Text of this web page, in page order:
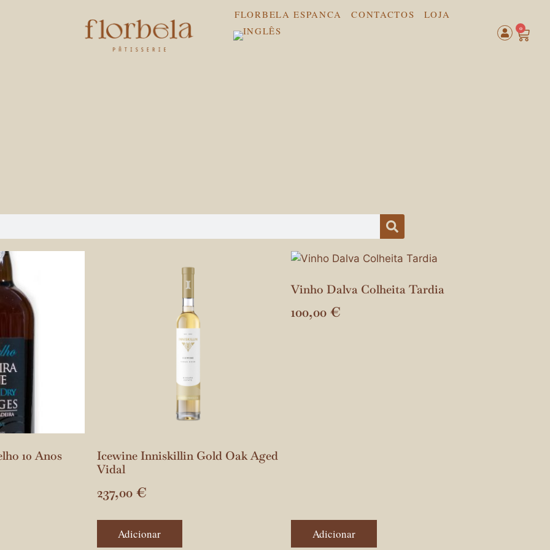
FLORBELA ESPANCA CONTACTOS LOJA
0
10 Anos
Icewine Inniskillin Gold Oak Aged
Vidal
237,00 €
Adicionar
Vinho Dalva Colheita Tardia
100,00 €
Adicionar